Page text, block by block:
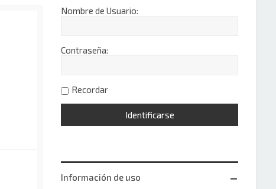
Nombre de Usuario:
Contraseña:
Recordar
Información de uso